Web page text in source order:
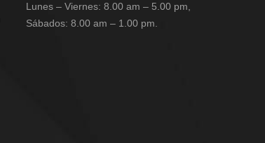
Lunes – Viernes: 8.00 am – 5.00 pm,
Sábados: 8.00 am – 1.00 pm.